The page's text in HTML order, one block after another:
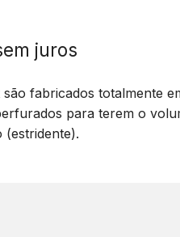
juros
fabricados totalmente
para terem o
(estridente).